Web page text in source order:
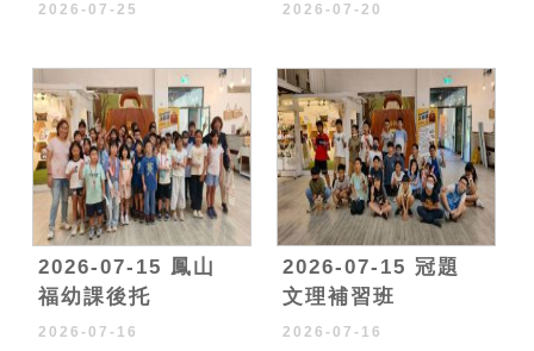
2026-07-25 2026-07-20
2026-07-15 鳳山
福幼課後托
2026-07-16
2026-07-15 冠題
文理補習班
2026-07-16